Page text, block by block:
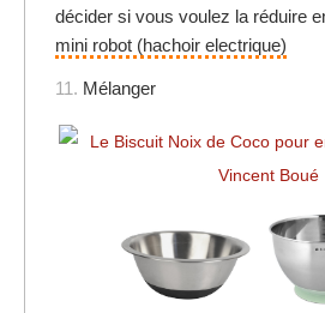
décider si vous voulez la réduire
mini robot (hachoir electrique)
11. Mélanger